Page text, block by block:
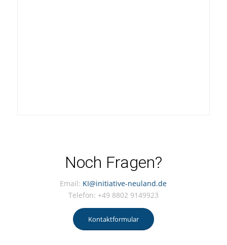
Noch Fragen?
Email: KI@initiative-neuland.de
Telefon: +49 8802 9149923
Kontaktformular